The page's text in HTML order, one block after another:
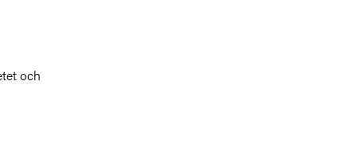
och